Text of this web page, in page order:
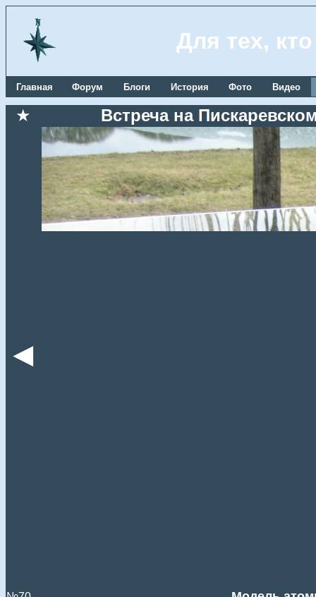
Для тех,
Главная Форум Блоги История Фото Видео
★ Встреча на
◄